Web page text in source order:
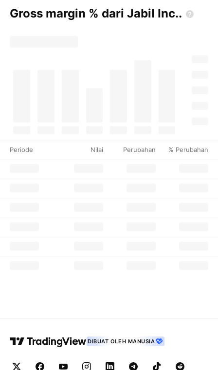
Gross margin % dari Jabil Inc..
Periode Nilai Perubahan % Perubahan
DIBUAT OLEH MANUSIA